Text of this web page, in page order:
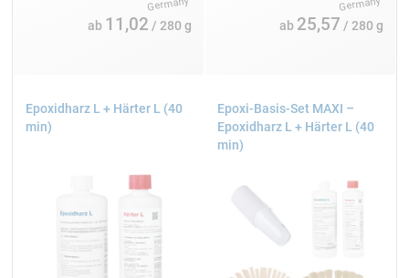
ab 11,02 / 280 g ab 25,57 / 280 g
Epoxidharz L + Härter L (40
min)
Epoxi-Basis-Set MAXI –
Epoxidharz L + Härter L (40
min)